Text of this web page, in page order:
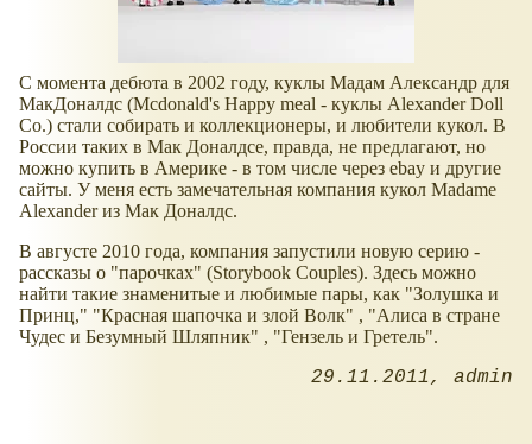
С момента дебюта в 2002 году, куклы Мадам Александр для
МакДоналдс (Mcdonald's Happy meal - куклы Alexander Doll
Co.) стали собирать и коллекционеры, и любители кукол. В
России таких в Мак Доналдсе, правда, не предлагают, но
можно купить в Америке - в том числе через ebay и другие
сайты. У меня есть замечательная компания кукол Madame
Alexander из Мак Доналдс.
В августе 2010 года, компания запустили новую серию -
рассказы о "парочках" (Storybook Couples). Здесь можно
найти такие знаменитые и любимые пары, как "Золушка и
Принц," "Красная шапочка и злой Волк" , "Алиса в стране
Чудес и Безумный Шляпник" , "Гензель и Гретель".
29.11.2011 admin